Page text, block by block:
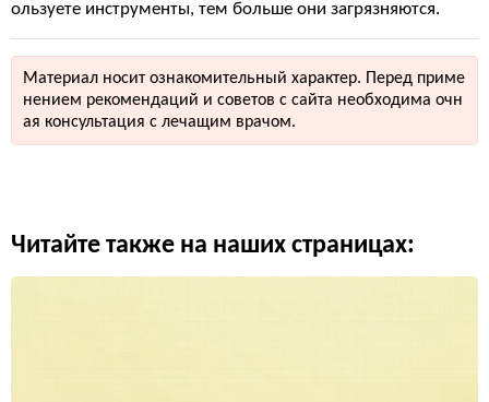
ользуете инструменты, тем больше они загрязняются.
Материал носит ознакомительный характер. Перед приме
нением рекомендаций и советов с сайта необходима очн
ая консультация с лечащим врачом.
Читайте также на наших страницах: